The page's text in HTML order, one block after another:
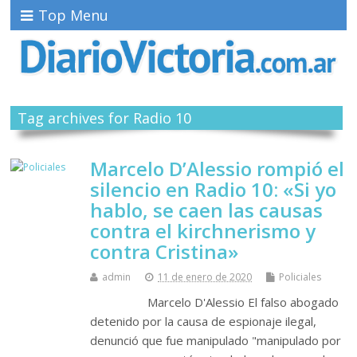
Top Menu
Tag archives for Radio 10
Marcelo D’Alessio rompió el
silencio en Radio 10: «Si yo
hablo, se caen las causas
contra el kirchnerismo y
contra Cristina»
admin 11 de enero de 2020 Policiales
Marcelo D'Alessio El falso abogado
detenido por la causa de espionaje ilegal,
denunció que fue manipulado "manipulado por